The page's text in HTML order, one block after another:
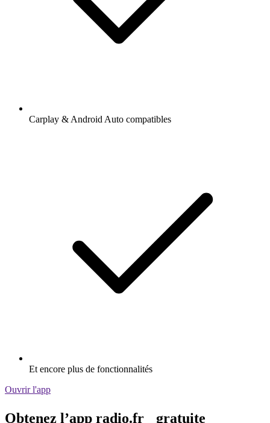
Carplay & Android Auto compatibles
Et encore plus de fonctionnalités
Ouvrir l'app
Obtenez l’app radio.fr gratuite